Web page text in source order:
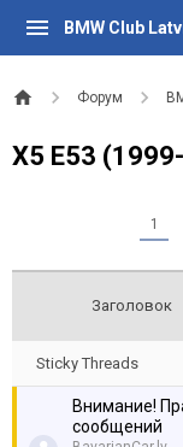
BMW Club
Форум
X5 E53
1
Заголовок
Sticky Threads
Внимание!
сообщений